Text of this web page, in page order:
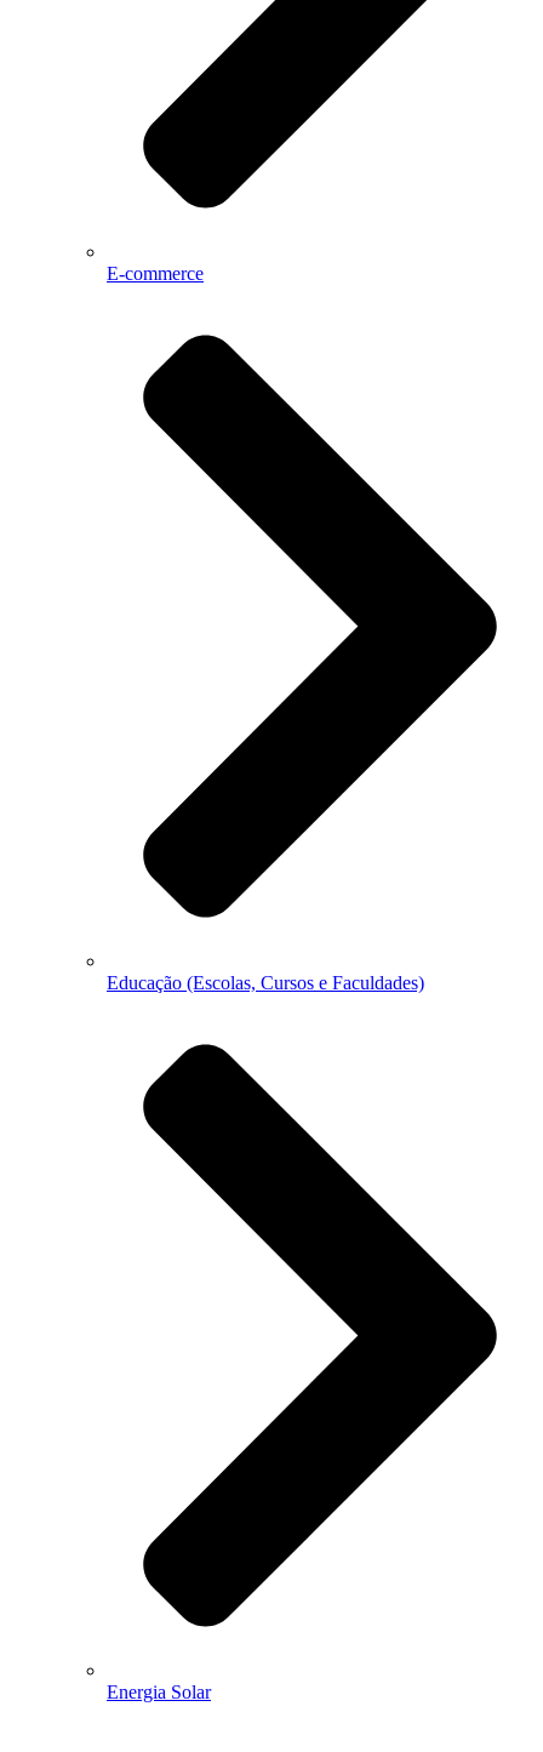
E-commerce
Educação (Escolas, Cursos e Faculdades)
Energia Solar